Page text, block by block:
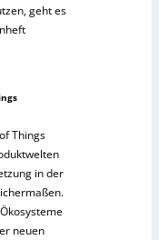
geht es
Things
in der
neuen